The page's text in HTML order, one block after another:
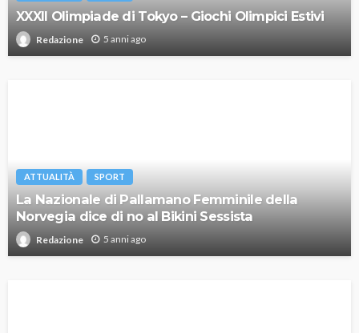
XXXII Olimpiade di Tokyo – Giochi Olimpici Estivi
Redazione 5 anni ago
ATTUALITÀ SPORT
La Nazionale di Pallamano Femminile della
Norvegia dice di no al Bikini Sessista
Redazione 5 anni ago